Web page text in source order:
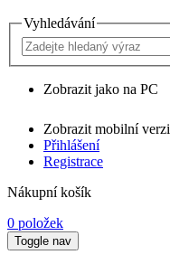
Vyhledávání
Zobrazit jako na PC
Zobrazit mobilní verzi
Přihlášení
Registrace
Nákupní košík
0 položek
Toggle nav